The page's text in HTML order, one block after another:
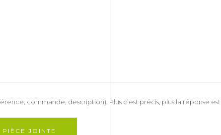
commande, description). Plus c’est précis, plus la réponse est
PIÈCE JOINTE